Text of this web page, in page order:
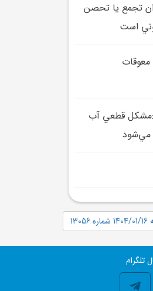
تجمع يا تحصن
است
قطعي آب
مي‌شود
تلگرام